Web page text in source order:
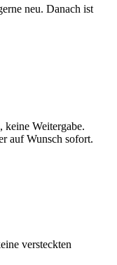
neu. Danach ist
Weitergabe.
auf Wunsch sofort.
versteckten